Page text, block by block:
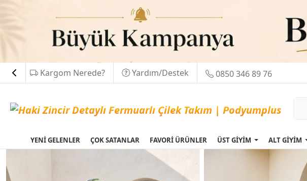
Kargom Nerede? Yardım/Destek 0850 346 89 76
YENİ GELENLER ÇOK SATANLAR FAVORİ ÜRÜNLER ÜST GİYİM ALT GİYİM